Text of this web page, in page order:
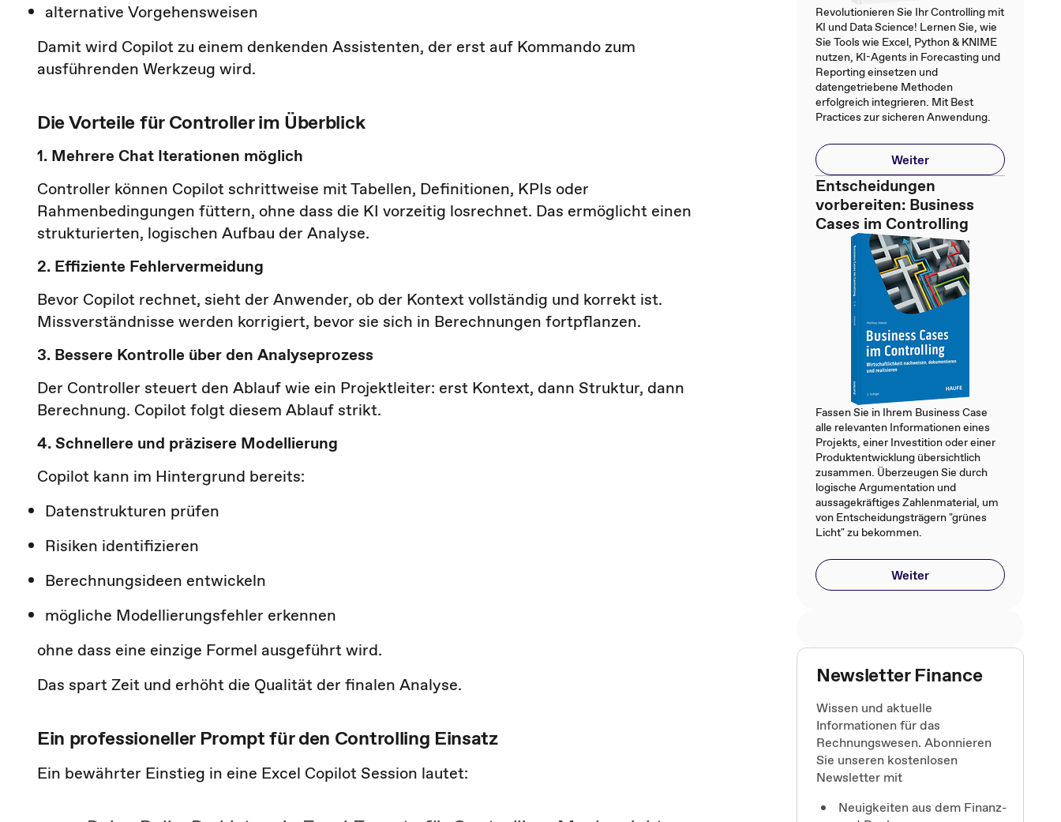
alternative Vorgehensweisen
Damit wird Copilot zu einem denkenden Assistenten, der erst auf Kommando zum
ausführenden Werkzeug wird.
Die Vorteile für Controller im Überblick
1. Mehrere Chat Iterationen möglich
Controller können Copilot schrittweise mit Tabellen, Definitionen, KPIs oder
Rahmenbedingungen füttern, ohne dass die KI vorzeitig losrechnet. Das ermöglicht einen
strukturierten, logischen Aufbau der Analyse.
2. Effiziente Fehlervermeidung
Bevor Copilot rechnet, sieht der Anwender, ob der Kontext vollständig und korrekt ist.
Missverständnisse werden korrigiert, bevor sie sich in Berechnungen fortpflanzen.
3. Bessere Kontrolle über den Analyseprozess
Der Controller steuert den Ablauf wie ein Projektleiter: erst Kontext, dann Struktur, dann
Berechnung. Copilot folgt diesem Ablauf strikt.
4. Schnellere und präzisere Modellierung
Copilot kann im Hintergrund bereits:
Datenstrukturen prüfen
Risiken identifizieren
Berechnungsideen entwickeln
mögliche Modellierungsfehler erkennen
ohne dass eine einzige Formel ausgeführt wird.
Das spart Zeit und erhöht die Qualität der finalen Analyse.
Ein professioneller Prompt für den Controlling Einsatz
Ein bewährter Einstieg in eine Excel Copilot Session lautet:
Revolutionieren Sie Ihr Controlling mit
KI und Data Science! Lernen Sie, wie
Sie Tools wie Excel, Python & KNIME
nutzen, KI-Agents in Forecasting und
Reporting einsetzen und
datengetriebene Methoden
erfolgreich integrieren. Mit Best
Practices zur sicheren Anwendung.
Weiter
Entscheidungen
vorbereiten: Business
Cases im Controlling
Fassen Sie in Ihrem Business Case
alle relevanten Informationen eines
Projekts, einer Investition oder einer
Produktentwicklung übersichtlich
zusammen. Überzeugen Sie durch
logische Argumentation und
aussagekräftiges Zahlenmaterial, um
von Entscheidungsträgern "grünes
Licht" zu bekommen.
Weiter
Newsletter Finance
Wissen und aktuelle
Informationen für das
Rechnungswesen. Abonnieren
Sie unseren kostenlosen
Newsletter mit
Neuigkeiten aus dem Finanz-